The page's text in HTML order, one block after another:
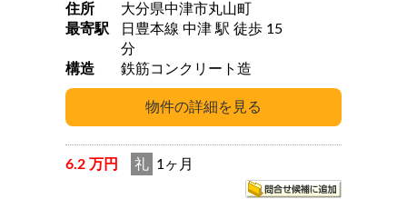
住所
大分県中津市丸山町
最寄駅
日豊本線 中津 駅 徒歩 15
分
構造
鉄筋コンクリート造
6.2 万円 礼 1ヶ月